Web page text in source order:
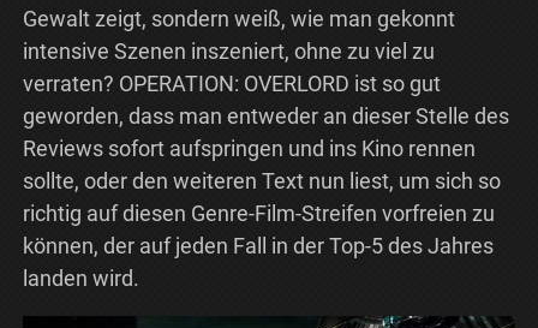
Gewalt zeigt, sondern weiß, wie man gekonnt
intensive Szenen inszeniert, ohne zu viel zu
verraten? OPERATION: OVERLORD ist so gut
geworden, dass man entweder an dieser Stelle des
Reviews sofort aufspringen und ins Kino rennen
sollte, oder den weiteren Text nun liest, um sich so
richtig auf diesen Genre-Film-Streifen vorfreien zu
können, der auf jeden Fall in der Top-5 des Jahres
landen wird.